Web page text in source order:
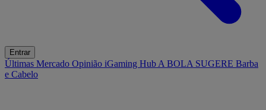
Entrar
Últimas Mercado Opinião iGaming Hub A BOLA SUGERE Barba
e Cabelo